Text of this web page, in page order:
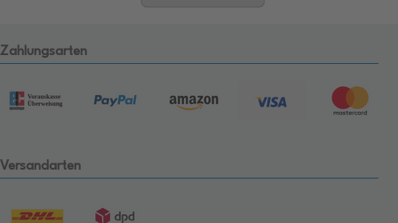
Zahlungsarten
Versandarten